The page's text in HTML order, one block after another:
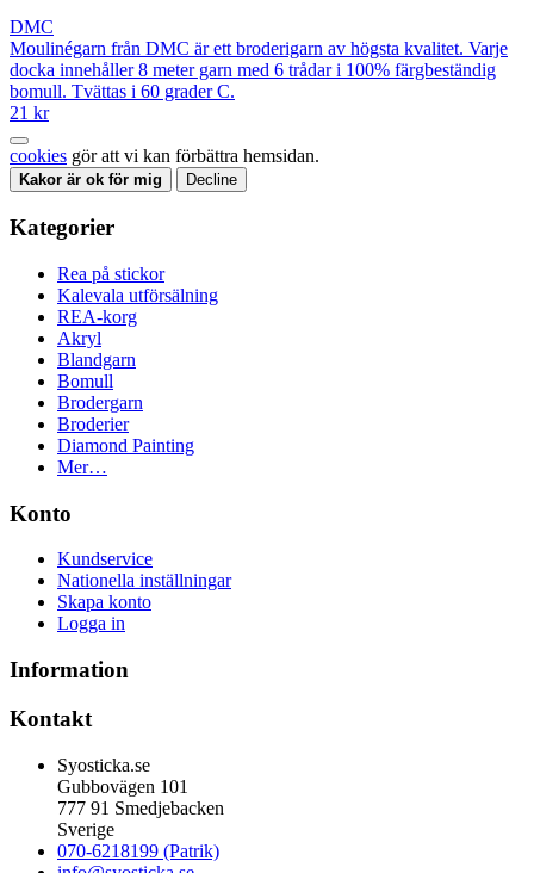
DMC
Moulinégarn från DMC är ett broderigarn av högsta kvalitet. Varje
docka innehåller 8 meter garn med 6 trådar i 100% färgbeständig
bomull. Tvättas i 60 grader C.
21 kr
cookies gör att vi kan förbättra hemsidan.
Kakor är ok för mig Decline
Kategorier
Rea på stickor
Kalevala utförsälning
REA-korg
Akryl
Blandgarn
Bomull
Brodergarn
Broderier
Diamond Painting
Mer…
Konto
Kundservice
Nationella inställningar
Skapa konto
Logga in
Information
Kontakt
Syosticka.se
Gubbovägen 101
777 91 Smedjebacken
Sverige
070-6218199 (Patrik)